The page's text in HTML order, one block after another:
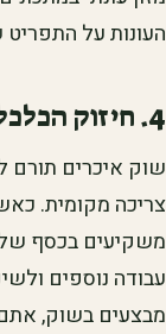
העונות על
4. חיזוק הכלכלה המקומית
שוק איכרים תורם
צריכה מקומית.
משקיעים בכסף
עבודה נוספים
מבצעים בשוק,